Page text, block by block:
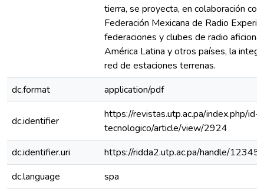
tierra, se proyecta, en colaboración con
Federación Mexicana de Radio
federaciones y clubes de radio
América Latina y otros países, la
red de estaciones terrenas.
dc.format
application/pdf
dc.identifier
https://revistas.utp.ac.pa/index.php/id-
tecnologico/article/view/2924
dc.identifier.uri
https://ridda2.utp.ac.pa/handle/
dc.language
spa